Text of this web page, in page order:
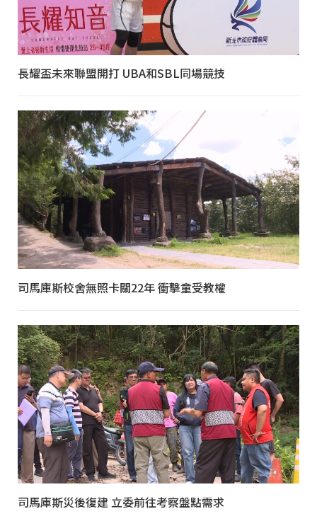
長耀盃未來聯盟開打 UBA和SBL同場競技
司馬庫斯校舍無照卡關22年 衝擊童受教權
司馬庫斯災後復建 立委前往考察盤點需求